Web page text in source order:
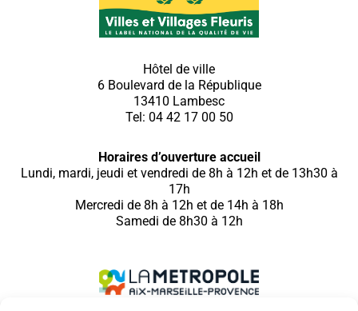
Hôtel de ville
6 Boulevard de la République
13410 Lambesc
Tel: 04 42 17 00 50
Horaires d’ouverture accueil
Lundi, mardi, jeudi et vendredi de 8h à 12h et de 13h30 à
17h
Mercredi de 8h à 12h et de 14h à 18h
Samedi de 8h30 à 12h